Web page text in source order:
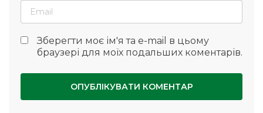
Зберегти моє ім'я та e-mail в цьому
браузері для моїх подальших коментарів.